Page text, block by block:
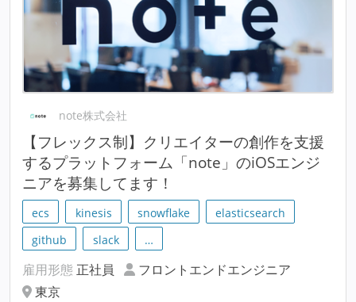
note株式会社
【フレックス制】クリエイターの創作を支援
するプラットフォーム「note」のiOSエンジ
ニアを募集してます！
ecs kinesis snowflake
elasticsearch
github
slack …
雇用形態 正社員
フロントエンドエンジニア
東京